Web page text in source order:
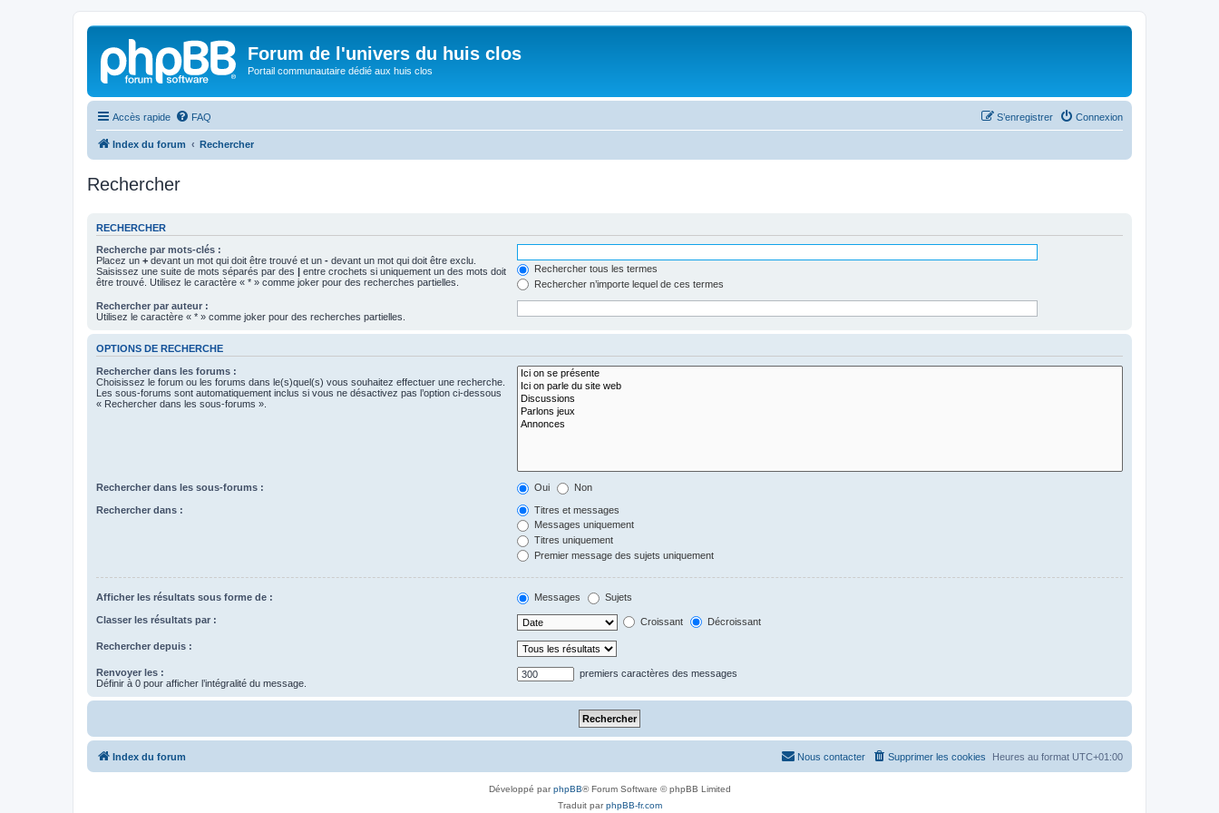
Forum de l'univers du huis clos
Portail communautaire dédié aux huis clos
Accès rapide FAQ Connexion
S’enregistrer
Index du forum Rechercher
Rechercher
RECHERCHER
Recherche par mots-clés :
Placez un + devant un mot qui doit être trouvé et un - devant un mot qui doit être exclu.
Saisissez une suite de mots séparés par des | entre crochets si uniquement un des mots doit
être trouvé. Utilisez le caractère « * » comme joker pour des recherches partielles.
Rechercher tous les termes
Rechercher n’importe lequel de ces termes
Rechercher par auteur :
Utilisez le caractère « * » comme joker pour des recherches partielles.
OPTIONS DE RECHERCHE
Rechercher dans les forums :
Choisissez le forum ou les forums dans le(s)quel(s) vous souhaitez effectuer une recherche.
Les sous-forums sont automatiquement inclus si vous ne désactivez pas l’option ci-dessous
« Rechercher dans les sous-forums ».
Rechercher dans les sous-forums : Oui Non
Rechercher dans :
Titres et messages
Messages uniquement
Titres uniquement
Premier message des sujets uniquement
Afficher les résultats sous forme de : Messages Sujets
Classer les résultats par : Croissant Décroissant
Rechercher depuis :
Renvoyer les :
Définir à 0 pour afficher l’intégralité du message.
premiers caractères des messages
Index du forum Heures au format UTC+01:00
Supprimer les cookies
Nous contacter
Développé parphpBB® Forum Software © phpBB Limited
Traduit parphpBB-fr.com